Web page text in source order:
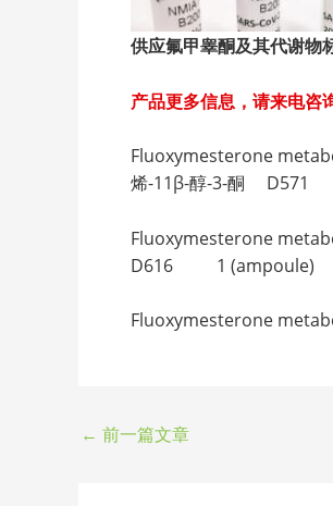
供应氟甲睾酮及其代谢物
产品更多信息，请来电咨
Fluoxymesterone
烯-11β-醇-3-酮
Fluoxymesterone
D616 1 (ampoule)
Fluoxymesterone
← 前一篇文章